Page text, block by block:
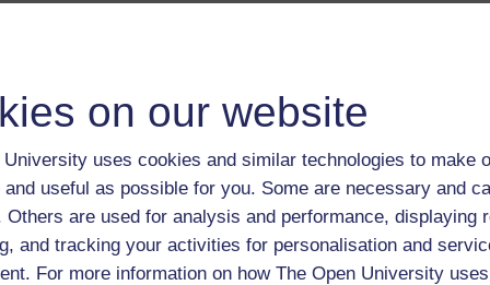
on our website
University uses cookies and similar technologies to make
useful as possible for you. Some are necessary and
Others are used for analysis and performance, displaying
and tracking your activities for personalisation and
For more information on how The Open University
L’utilisation de jeux en classe peut faciliter la
élèves. Il peut s’agir de jeux arithmétiques mentaux
Cette section explore le rôle des jeux comme moyen
En utilisant des jeux culturels locaux, vous mettez mieux
quotidienne des élèves.